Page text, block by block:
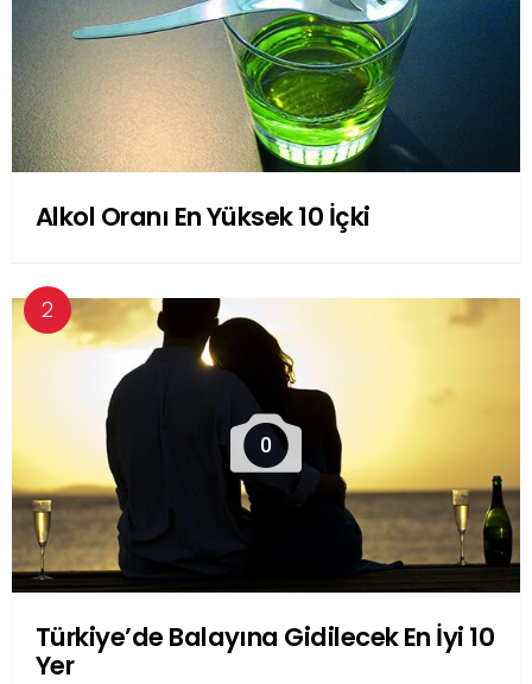
Alkol Oranı En Yüksek 10 İçki
0
Türkiye’de Balayına Gidilecek En İyi 10
Yer